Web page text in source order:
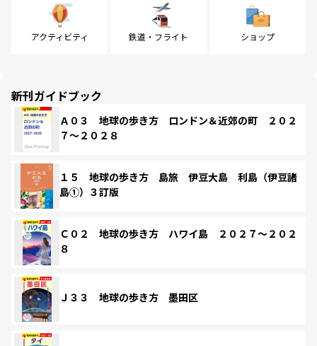
アクティビティ 鉄道・フライト ショップ
新刊ガイドブック
Ａ０３ 地球の歩き方 ロンドン＆近郊の町 ２０２
７～２０２８
１５ 地球の歩き方 島旅 伊豆大島 利島（伊豆諸
島①）３訂版
Ｃ０２ 地球の歩き方 ハワイ島 ２０２７～２０２
８
Ｊ３３ 地球の歩き方 墨田区